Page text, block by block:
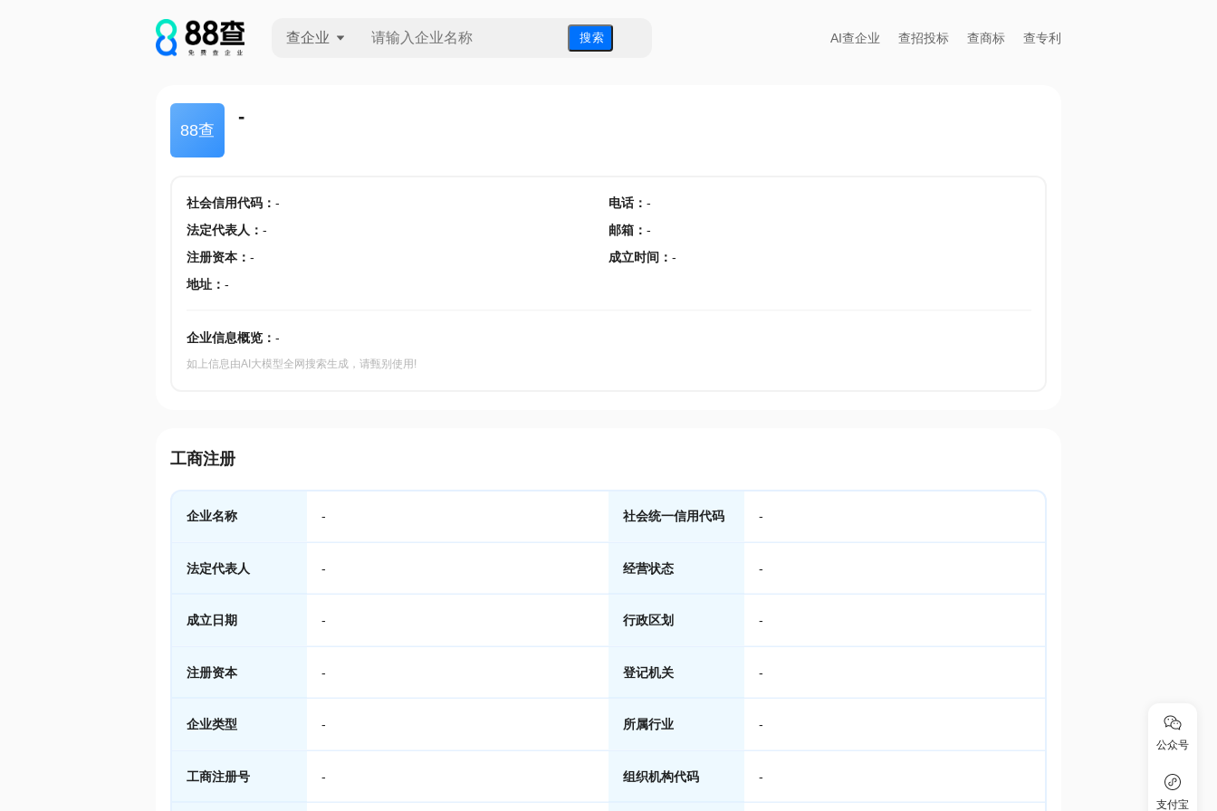
查企业 搜 索 AI查企业 查招投标 查商标 查专利
88查
-
社会信用代码： - 电话： -
法定代表人 ： - 邮箱 ： -
注册资本： - 成立时间 ： -
地址： -
企业信息概览： -
如上信息由AI大模型全网搜索生成，请甄别使用!
工商注册
企业名称 - 社会统一信用代码 -
法定代表人 - 经营状态 -
成立日期 - 行政区划 -
注册资本 - 登记机关 -
企业类型 - 所属行业 -
工商注册号 - 组织机构代码 -
公众号
支付宝